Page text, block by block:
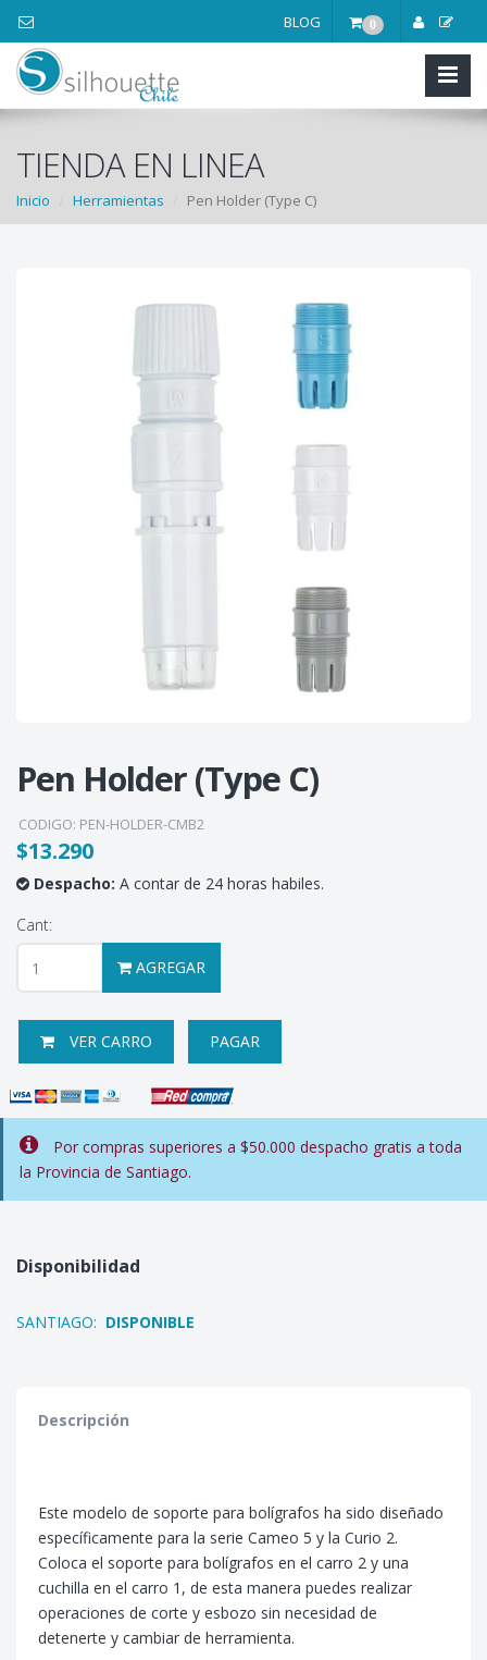
0
BLOG
TIENDA EN LINEA
Inicio Herramientas Pen Holder (Type C)
Pen Holder (Type C)
CODIGO: PEN-HOLDER-CMB2
$13.290
Despacho: A contar de 24 horas habiles.
Cant:
AGREGAR
VER CARRO PAGAR
Por compras superiores a $50.000 despacho gratis a toda
la Provincia de Santiago.
Disponibilidad
SANTIAGO: DISPONIBLE
Descripción
Este modelo de soporte para bolígrafos ha sido diseñado
específicamente para la serie Cameo 5 y la Curio 2.
Coloca el soporte para bolígrafos en el carro 2 y una
cuchilla en el carro 1, de esta manera puedes realizar
operaciones de corte y esbozo sin necesidad de
detenerte y cambiar de herramienta.